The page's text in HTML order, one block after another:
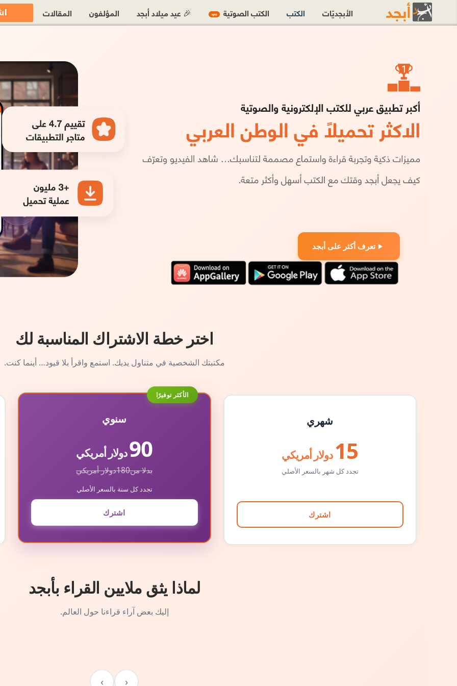
تعرف أكثر على أبجد
اختر خطة الاشتراك المناسبة لك
مكتبتك الشخصية في متناول يديك. استمع واقرأ بلا قيود… أينما كنت.
شهري
15 دولار أمريكي
تجدد كل شهر بالسعر الأصلي
اشترك
الأكثر توفيرًا
سنوي
90دولار أمريكي
بدلا من180دولار أمريكي
تجدد كل سنة بالسعر الأصلي
اشترك
لماذا يثق ملايين القراء بأبجد
إليك بعض آراء قراءنا حول العالم.
‹
›
الأبجديّات الكتب الكتب الصوتية جديد 🎉 عيد ميلاد أبجد المؤلفون المقالات